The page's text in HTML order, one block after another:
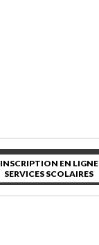
INSCRIPTION EN LIGNE
SERVICES SCOLAIRES